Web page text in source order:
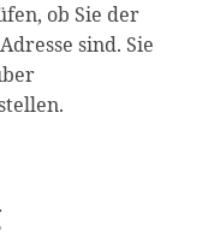
ob Sie der
sind. Sie